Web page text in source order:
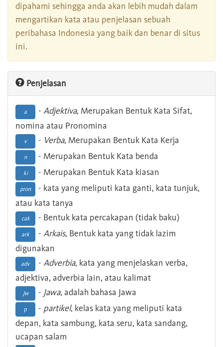
dipahami sehingga anda akan lebih mudah dalam
mengartikan kata atau penjelasan sebuah
peribahasa Indonesia yang baik dan benar di situs
ini.
Penjelasan
a - Adjektiva, Merupakan Bentuk Kata Sifat,
nomina atau Pronomina
v - Verba, Merupakan Bentuk Kata Kerja
n - Merupakan Bentuk Kata benda
ki - Merupakan Bentuk Kata kiasan
pron
- kata yang meliputi kata ganti, kata tunjuk,
atau kata tanya
cak - Bentuk kata percakapan (tidak baku)
ark - Arkais, Bentuk kata yang tidak lazim
digunakan
adv - Adverbia, kata yang menjelaskan verba,
adjektiva, adverbia lain, atau kalimat
Jw - Jawa, adalah bahasa Jawa
p - partikel, kelas kata yang meliputi kata
depan, kata sambung, kata seru, kata sandang,
ucapan salam